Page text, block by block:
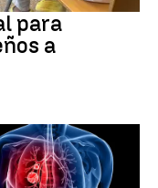
para
a